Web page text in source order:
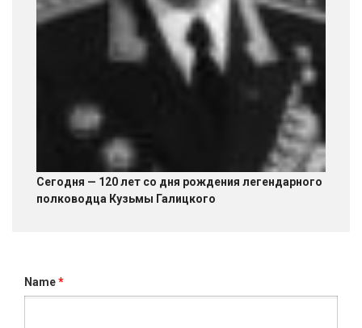
Сегодня — 120 лет со дня рождения легендарного
полководца Кузьмы Галицкого
Name*